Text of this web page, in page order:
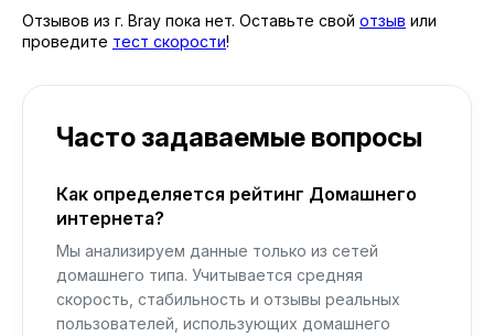
Отзывов из г. Bray пока нет. Оставьте свой отзыв или
проведите тест скорости!
Часто задаваемые вопросы
Как определяется рейтинг Домашнего
интернета?
Мы анализируем данные только из сетей
домашнего типа. Учитывается средняя
скорость, стабильность и отзывы реальных
пользователей, использующих домашнего